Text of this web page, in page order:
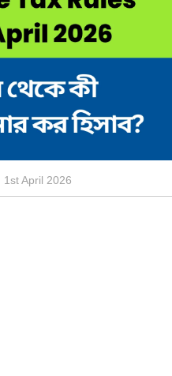
April 2026